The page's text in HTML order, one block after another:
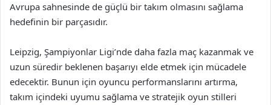
Avrupa sahnesinde de güçlü bir takım olmasını sağlama
hedefinin bir parçasıdır.
Leipzig, Şampiyonlar Ligi’nde daha fazla maç kazanmak ve
uzun süredir beklenen başarıyı elde etmek için mücadele
edecektir. Bunun için oyuncu performanslarını artırma,
takım içindeki uyumu sağlama ve stratejik oyun stilleri